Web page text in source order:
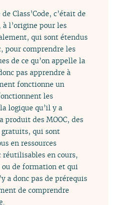
de Class’Code, c’était de
l’origine pour les
qui sont étendus
pour comprendre les
de ce qu’on appelle la
pas apprendre à
fonctionne un
les
logique qu’il y a
produit des MOOC, des
gratuits, qui sont
en ressources
réutilisables en cours,
ou de formation et qui
a donc pas de prérequis
de comprendre